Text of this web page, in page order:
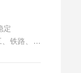
定
铁路、建